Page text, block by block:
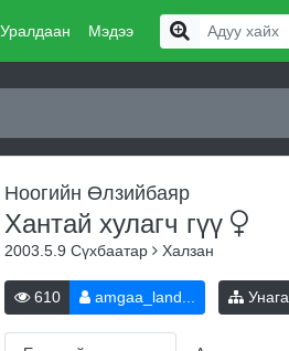
Уралдаан Мэдээ
Ноогийн Өлзийбаяр
Хантай хулагч гүү
2003.5.9 Сүхбаатар Халзан
610 amgaa_land... Унага